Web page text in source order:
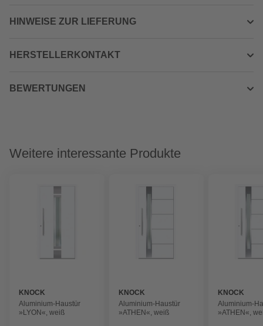
HINWEISE ZUR LIEFERUNG
HERSTELLERKONTAKT
BEWERTUNGEN
Weitere interessante Produkte
KNOCK
Aluminium-Haustür
»LYON«, weiß
KNOCK
Aluminium-Haustür
»ATHEN«, weiß
KNOCK
Aluminium-
»ATHEN«,